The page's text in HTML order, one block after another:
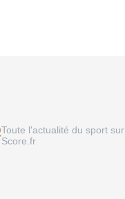
Toute l'actualité du sport sur
Score.fr